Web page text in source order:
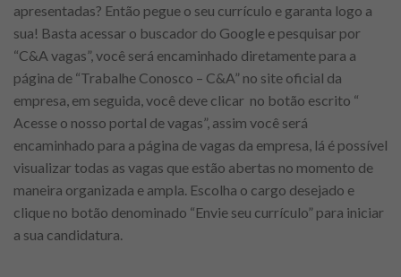
apresentadas? Então pegue o seu currículo e garanta logo a
sua! Basta acessar o buscador do Google e pesquisar por
“C&A vagas”, você será encaminhado diretamente para a
página de “Trabalhe Conosco – C&A” no site oficial da
empresa, em seguida, você deve clicar no botão escrito “
Acesse o nosso portal de vagas”, assim você será
encaminhado para a página de vagas da empresa, lá é possível
visualizar todas as vagas que estão abertas no momento de
maneira organizada e ampla. Escolha o cargo desejado e
clique no botão denominado “Envie seu currículo” para iniciar
a sua candidatura.